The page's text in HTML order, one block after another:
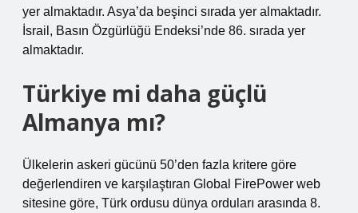
yer almaktadır. Asya’da beşinci sırada yer almaktadır.
İsrail, Basın Özgürlüğü Endeksi’nde 86. sırada yer
almaktadır.
Türkiye mi daha güçlü
Almanya mı?
Ülkelerin askeri gücünü 50’den fazla kritere göre
değerlendiren ve karşılaştıran Global FirePower web
sitesine göre, Türk ordusu dünya orduları arasında 8.